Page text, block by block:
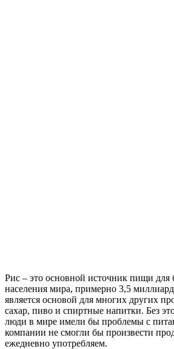
Рис – это основной источник пищи для
населения мира, примерно 3,5
является основой для многих других
сахар, пиво и спиртные напитки. Без
люди в мире имели бы проблемы с
компании не смогли бы произвести
ежедневно употребляем.